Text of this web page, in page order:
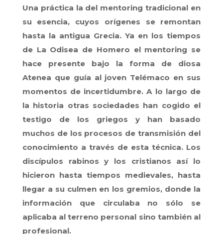
Una práctica la del mentoring tradicional en
su esencia, cuyos orígenes se remontan
hasta la antigua Grecia. Ya en los tiempos
de La Odisea de Homero el mentoring se
hace presente bajo la forma de diosa
Atenea que guía al joven Telémaco en sus
momentos de incertidumbre. A lo largo de
la historia otras sociedades han cogido el
testigo de los griegos y han basado
muchos de los procesos de transmisión del
conocimiento a través de esta técnica. Los
discípulos rabinos y los cristianos así lo
hicieron hasta tiempos medievales, hasta
llegar a su culmen en los gremios, donde la
información que circulaba no sólo se
aplicaba al terreno personal sino también al
profesional.